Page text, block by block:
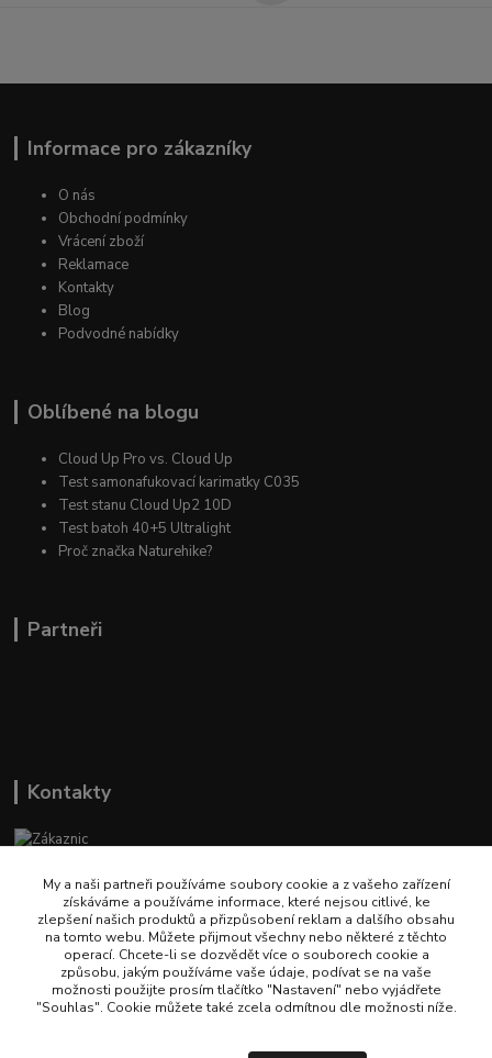
Informace pro zákazníky
O nás
Obchodní podmínky
Vrácení zboží
Reklamace
Kontakty
Blog
Podvodné nabídky
Oblíbené na blogu
Cloud Up Pro vs. Cloud Up
Test samonafukovací karimatky C035
Test stanu Cloud Up2 10D
Test batoh 40+5 Ultralight
Proč značka Naturehike?
Partneři
Kontakty
info@naturehikecz.cz
My a naši partneři používáme soubory cookie a z vašeho zařízení
získáváme a používáme informace, které nejsou citlivé, ke
zlepšení našich produktů a přizpůsobení reklam a dalšího obsahu
na tomto webu. Můžete přijmout všechny nebo některé z těchto
operací. Chcete-li se dozvědět více o souborech cookie a
způsobu, jakým používáme vaše údaje, podívat se na vaše
možnosti použijte prosím tlačítko "Nastavení" nebo vyjádřete
"Souhlas". Cookie můžete také zcela odmítnou dle možnosti níže.